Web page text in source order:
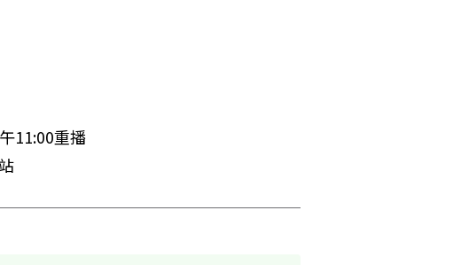
11:00重播